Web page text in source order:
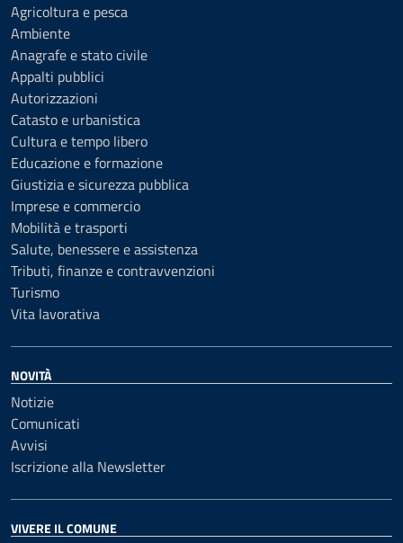
Agricoltura e pesca
Ambiente
Anagrafe e stato civile
Appalti pubblici
Autorizzazioni
Catasto e urbanistica
Cultura e tempo libero
Educazione e formazione
Giustizia e sicurezza pubblica
Imprese e commercio
Mobilità e trasporti
Salute, benessere e assistenza
Tributi, finanze e contravvenzioni
Turismo
Vita lavorativa
NOVITÀ
Notizie
Comunicati
Avvisi
Iscrizione alla Newsletter
VIVERE IL COMUNE